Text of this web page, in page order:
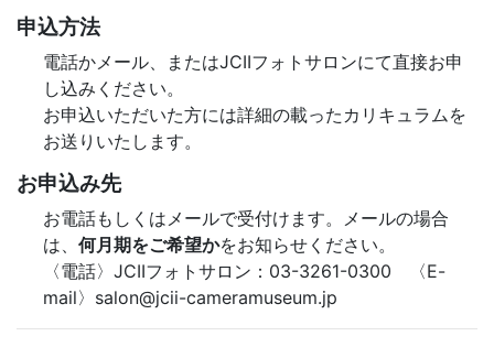
申込方法
電話かメール、またはJCIIフォトサロンにて直接お申
し込みください。
お申込いただいた方には詳細の載ったカリキュラムを
お送りいたします。
お申込み先
お電話もしくはメールで受付けます。メールの場合
は、 何月期をご希望かをお知らせください。
〈電話〉JCIIフォトサロン：03-3261-0300 〈E-
mail〉salon@jcii-cameramuseum.jp